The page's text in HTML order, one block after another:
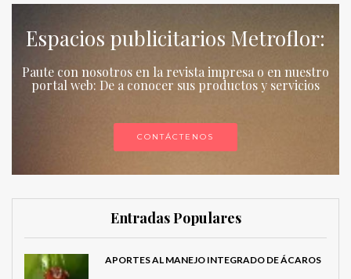
Espacios publicitarios Metroflor:
Paute con nosotros en la revista impresa o en nuestro
portal web: De a conocer sus productos y servicios
CONTÁCTENOS
Entradas Populares
APORTES AL MANEJO INTEGRADO DE ÁCAROS